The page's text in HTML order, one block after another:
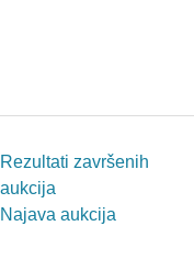
Rezultati završenih
aukcija
Najava aukcija